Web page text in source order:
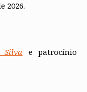
2026.
Silva e patrocínio